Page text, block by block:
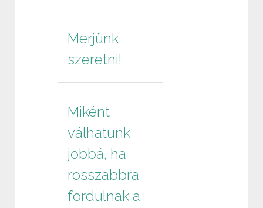
Merjünk
szeretni!
Miként
válhatunk
jobbá, ha
rosszabbra
fordulnak a